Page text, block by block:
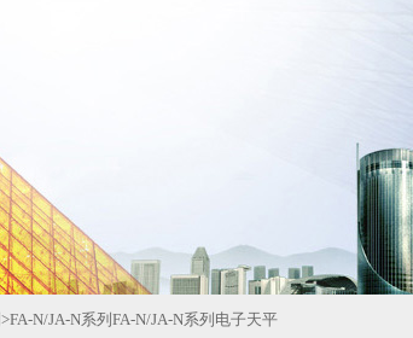
>FA-N/JA-N系列FA-N/JA-N系列电子天平